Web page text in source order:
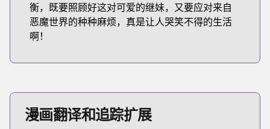
衡，既要照顾好这对可爱的继妹，又要应对来自
恶魔世界的种种麻烦，真是让人哭笑不得的生活
啊！
漫画翻译和追踪扩展